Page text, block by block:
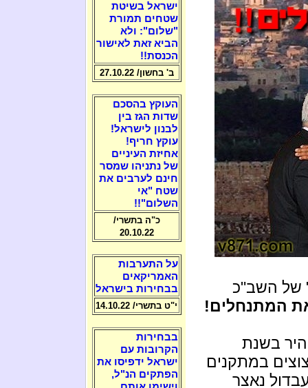
של השב"כ
המתנחלים!
בשנת
במתקנים
נאצר
ישראל בשיטת
שטחים תמורת
"שלום": ולא
הביא זאת לאישור
הכנסת!!
ב' בחשון/ 27.10.22
העוקץ בהסכם
שדות הגז בין
לבנון לישראל!
עוקץ חריף!
אחיזת העיניים
של נתניהו שמסר
חינם לערבים את
שטח "אי
השלום"!!
כ"ה בתשרי/
20.10.22
על התערבות
האמריקאים
בבחירות בישראל
י"ט בתשרי/ 14.10.22
בבחירות
הקרובות עם
ישראל ידפיסו את
הפתקים הנ"ל,